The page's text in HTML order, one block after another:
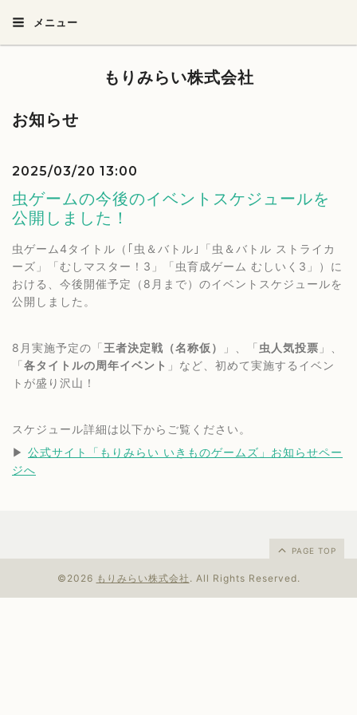
メニュー
もりみらい株式会社
お知らせ
2025/03/20 13:00
虫ゲームの今後のイベントスケジュールを
公開しました！
虫ゲーム4タイトル（｢虫＆バトル｣「虫＆バトル ストライカ
ーズ」「むしマスター！3」「虫育成ゲーム むしいく3」）に
おける、今後開催予定（8月まで）のイベントスケジュールを
公開しました。
8月実施予定の「王者決定戦（名称仮） 」、「虫人気投票 」、
「各タイトルの周年イベント 」など、初めて実施するイベン
トが盛り沢山！
スケジュール詳細は以下からご覧ください。
▶︎ 公式サイト「もりみらい いきものゲームズ」お知らせペー
ジへ
PAGE TOP
©2026 もりみらい株式会社 . All Rights Reserved.